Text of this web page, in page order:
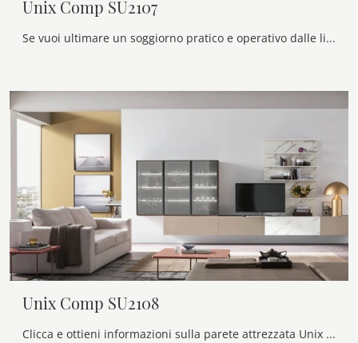
Unix Comp SU2107
Se vuoi ultimare un soggiorno pratico e operativo dalle linee moderne, ti presentiamo la parete attrezzata Unix Comp SU2107 Maronese.
Unix Comp SU2108
Clicca e ottieni informazioni sulla parete attrezzata Unix Comp SU2108 del brand Maronese: è la soluzione dalle linee moderne perfetta per te.